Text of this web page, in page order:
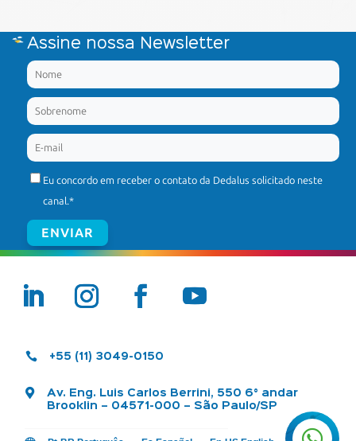
Assine nossa Newsletter
Eu concordo em receber o contato da Dedalus solicitado neste
canal.*
 +55 (11) 3049-0150

Av. Eng. Luis Carlos Berrini, 550 6° andar
Brooklin – 04571-000 – São Paulo/SP